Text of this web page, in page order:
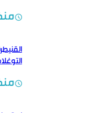
منذ 17
منذ 19